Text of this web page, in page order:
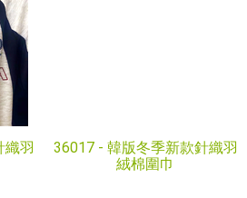
織羽
36017 - 韓版冬季新款針織羽
絨棉圍巾